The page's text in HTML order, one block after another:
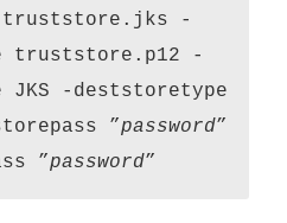
truststore.jks -
truststore.p12 -
JKS -deststoretype
”password”
”password”